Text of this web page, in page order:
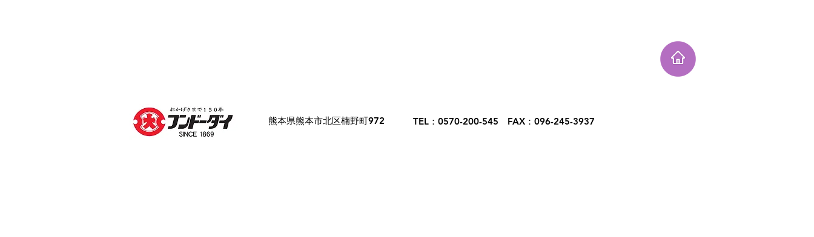
熊本県熊本市北区楠野町972 TEL：0570-200-545 FAX：096-245-3937